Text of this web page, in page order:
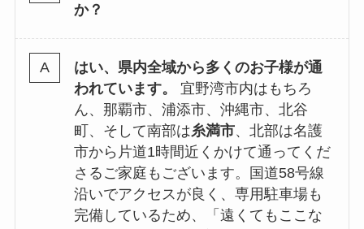
か？
はい、県内全域から多くのお子様が通
われています。
宜野湾市内はもちろ
ん、那覇市、浦添市、沖縄市、北谷
町、そして南部は糸満市、北部は名護
市から片道1時間近くかけて通ってくだ
さるご家庭もございます。国道58号線
沿いでアクセスが良く、専用駐車場も
完備しているため、「遠くてもここな